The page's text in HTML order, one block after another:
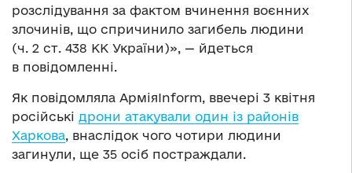
розслідування за фактом вчинення воєнних
злочинів, що спричинило загибель людини
(ч. 2 ст. 438 КК України)», — йдеться
в повідомленні.
Як повідомляла АрміяInform, ввечері 3 квітня
російські дрони атакували один із районів
Харкова, внаслідок чого чотири людини
загинули, ще 35 осіб постраждали.